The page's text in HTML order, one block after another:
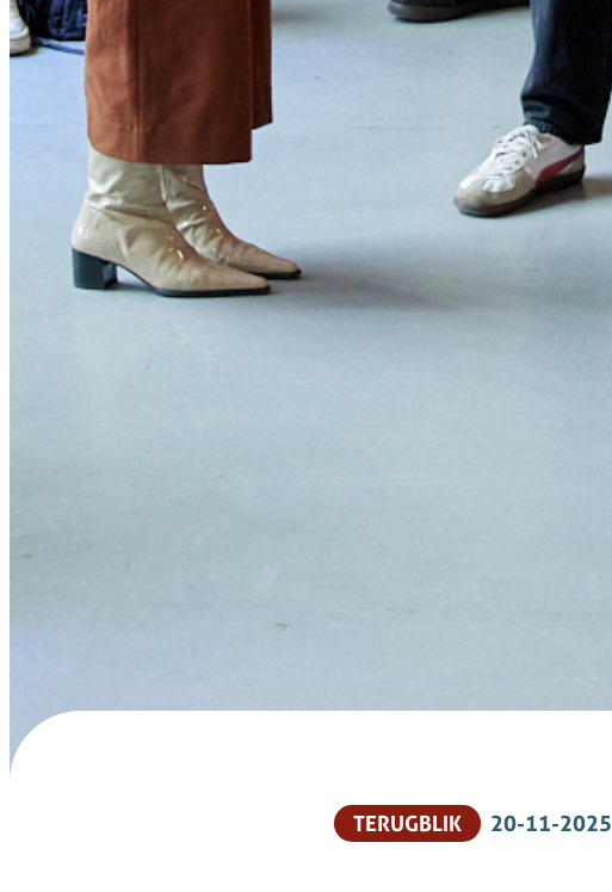
TERUGBLIK 20-11-2025